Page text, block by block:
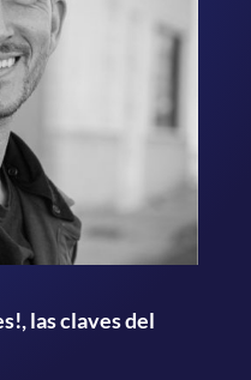
las claves del